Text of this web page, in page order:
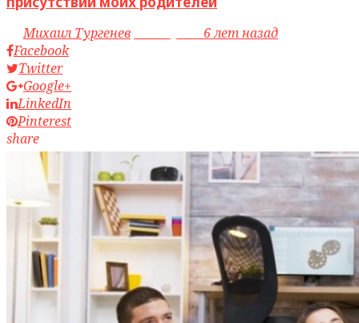
byМихаил Тургенев
6 лет назад
Facebook
Twitter
Google+
LinkedIn
Pinterest
share